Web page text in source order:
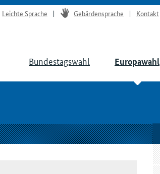
Leichte Sprache Gebärdensprache Kontakt
Bundestagswahl Europawahl